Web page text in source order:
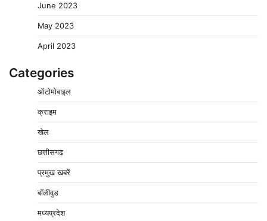
June 2023
May 2023
April 2023
Categories
ऑटोमोबाइल
क्राइम
खेल
छत्तीसगढ़
प्रमुख खबरें
बॉलीवुड
मध्यप्रदेश